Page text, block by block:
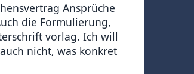
Ansprüche
die Formulierung,
vorlag. Ich will
nicht, was konkret